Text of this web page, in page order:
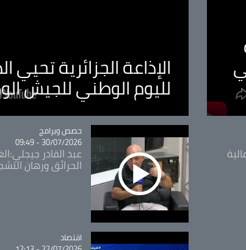
الإذاعة الجزائرية
لليوم الوطني للجيش
Catégorie
حصص وبرامج
30/07/2026 - 09:49
عبد القادر
الحرائق ورهان
Catégorie
اقتصاد